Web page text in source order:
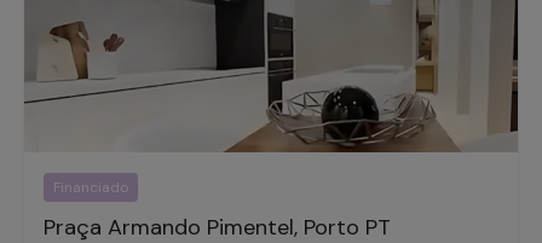
Financiado
Praça Armando Pimentel, Porto PT